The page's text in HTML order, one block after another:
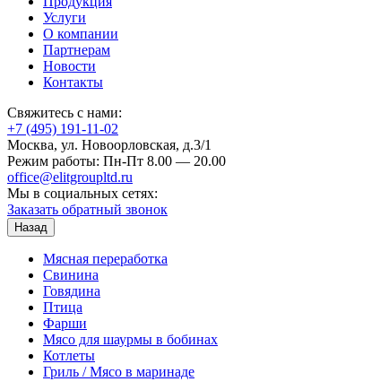
Услуги
О компании
Партнерам
Новости
Контакты
Свяжитесь с нами:
+7 (495) 191-11-02
Москва, ул. Новоорловская, д.3/1
Режим работы: Пн-Пт 8.00 — 20.00
office@elitgroupltd.ru
Мы в социальных сетях:
Заказать обратный звонок
Назад
Мясная переработка
Свинина
Говядина
Птица
Фарши
Мясо для шаурмы в бобинах
Котлеты
Гриль / Мясо в маринаде